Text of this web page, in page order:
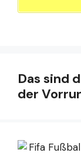
Das sind
der